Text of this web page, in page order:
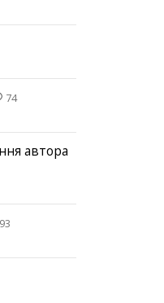
74
автора